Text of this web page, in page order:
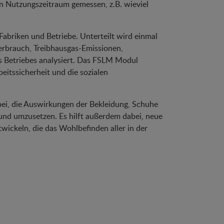
gemessen, z.B. wieviel
und Betriebe. Unterteilt wird einmal
Treibhausgas-Emissionen,
analysiert. Das FSLM Modul
und die sozialen
die Auswirkungen der Bekleidung, Schuhe
umzusetzen. Es hilft außerdem dabei, neue
die das Wohlbefinden aller in der